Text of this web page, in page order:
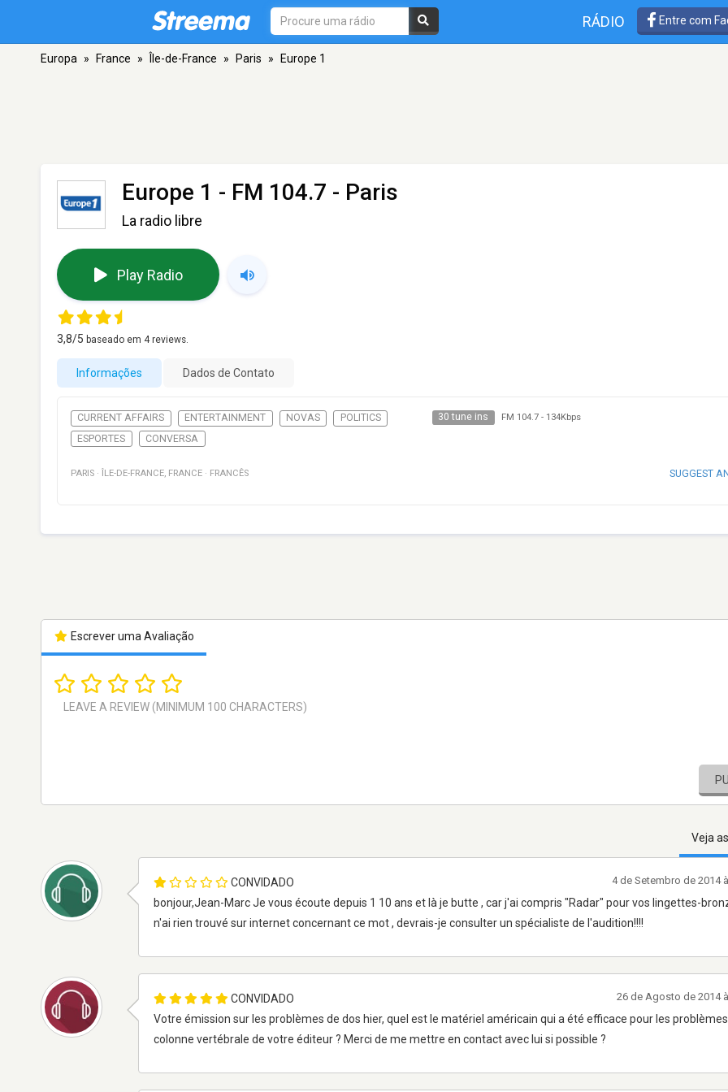
RÁDIO Entre com
Europa » France » Île-de-France » Paris » Europe 1
Europe 1 - FM 104.7 - Paris
La radio libre
Play Radio
3,8/5 baseado em 4reviews.
Informações Dados de Contato
CURRENT AFFAIRS ENTERTAINMENT NOVAS
POLITICS
ESPORTES
CONVERSA
30 tune ins FM 104.7- 134Kbps
PARIS · ÎLE-DE-FRANCE, FRANCE · FRANCÊS SUGGEST
Escrever uma Avaliação
Veja
CONVIDADO
bonjour,Jean-Marc Je vous écoute depuis 1 10 ans et là je butte , car j'ai compris "Radar" pour vos lingettes-
n'ai rien trouvé sur internet concernant ce mot , devrais-je consulter un spécialiste de l'audition!!!!
4 de Setembro de 2014
CONVIDADO
Votre émission sur les problèmes de dos hier, quel est le matériel américain qui a été efficace pour les
colonne vertébrale de votre éditeur ? Merci de me mettre en contact avec lui si possible ?
26 de Agosto de 2014